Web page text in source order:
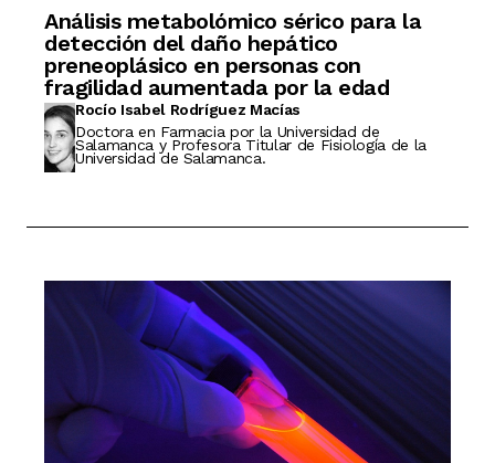
Análisis metabolómico sérico para la
detección del daño hepático
preneoplásico en personas con
fragilidad aumentada por la edad
Rocío Isabel Rodríguez Macías
Doctora en Farmacia por la Universidad de
Salamanca y Profesora Titular de Fisiología de la
Universidad de Salamanca.